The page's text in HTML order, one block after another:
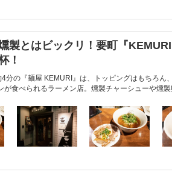
製とはビックリ！要町『
！
分の『麺屋 KEMURI』は、トッピングはもちろん
が食べられるラーメン店。燻製チャーシューや燻